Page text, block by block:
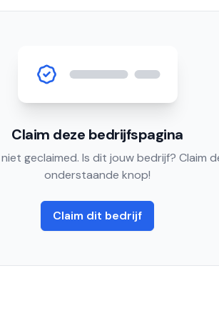
Claim deze bedrijfspagina
geclaimed. Is dit jouw bedrijf? Claim
onderstaande knop!
Claim dit bedrijf